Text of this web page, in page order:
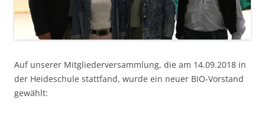
Auf unserer Mitgliederversammlung, die am 14.09.2018 in
der Heideschule stattfand, wurde ein neuer BIO-Vorstand
gewählt: